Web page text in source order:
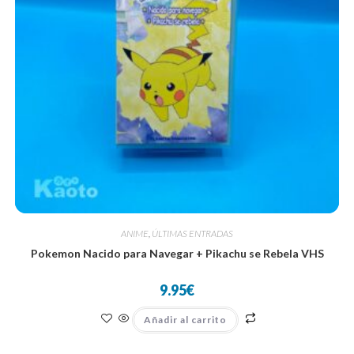
ANIME ÚLTIMAS ENTRADAS
Pokemon Nacido para Navegar + Pikachu se Rebela VHS
9.95€
Añadir al carrito